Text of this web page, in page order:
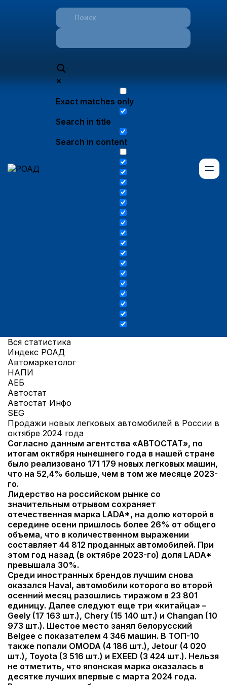
Exact matches only
Search in title
Search in content
Вся статистика
Индекс РОАД
Автомаркетолог
НАПИ
АЕБ
Автостат
Автостат Инфо
SEG
Продажи новых легковых автомобилей в России в
октябре 2024 года
Согласно данным агентства «АВТОСТАТ», по
итогам октября нынешнего года в нашей стране
было реализовано 171 179 новых легковых машин,
что на 52,4% больше, чем в том же месяце 2023-
го.
Лидерство на российском рынке со
значительным отрывом сохраняет
отечественная марка LADA*, на долю которой в
середине осени пришлось более 26% от общего
объема, что в количественном выражении
составляет 44 812 проданных автомобилей. При
этом год назад (в октябре 2023-го) доля LADA*
превышала 30%.
Среди иностранных брендов лучшим снова
оказался Haval, автомобили которого во второй
осенний месяц разошлись тиражом в 23 801
единицу. Далее следуют еще три «китайца» –
Geely (17 163 шт.), Chery (15 140 шт.) и Changan (10
973 шт.). Шестое место занял белорусский
Belgee с показателем 4 346 машин. В ТОП-10
также попали OMODA (4 186 шт.), Jetour (4 020
шт.), Toyota (3 516 шт.) и EXEED (3 424 шт.). Нельзя
не отметить, что японская марка оказалась в
десятке лучших впервые с марта 2024 года.